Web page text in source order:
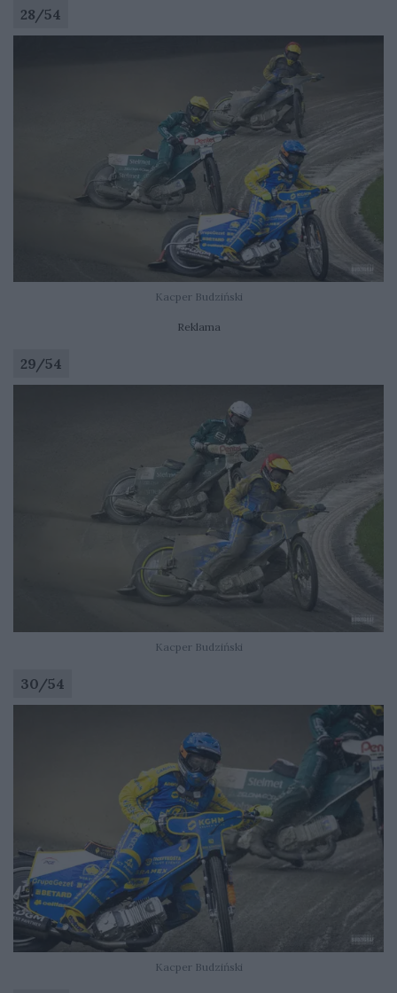
28/54
Kacper Budziński
Reklama
29/54
Kacper Budziński
30/54
Kacper Budziński